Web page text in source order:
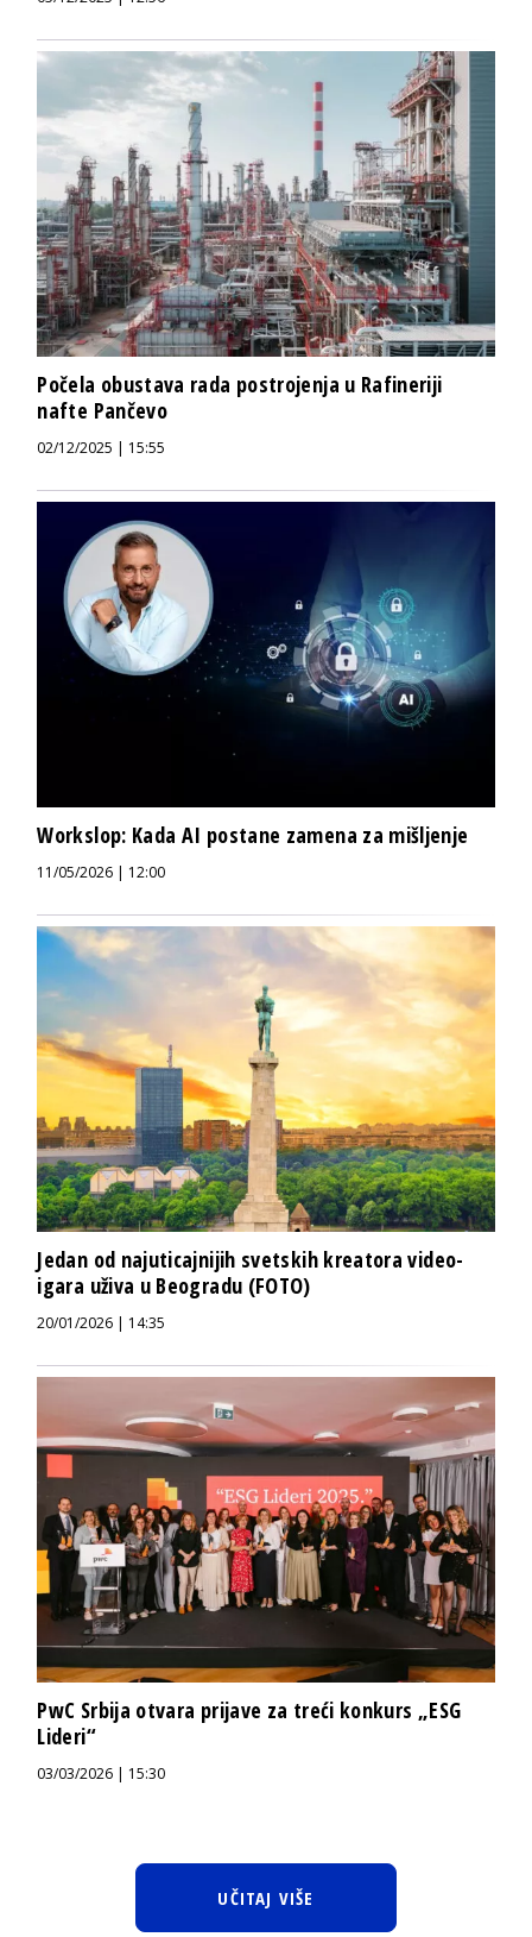
Počela obustava rada postrojenja u Rafineriji
nafte Pančevo
02/12/2025 | 15:55
Workslop: Kada AI postane zamena za mišljenje
11/05/2026 | 12:00
Jedan od najuticajnijih svetskih kreatora video-
igara uživa u Beogradu (FOTO)
20/01/2026 | 14:35
PwC Srbija otvara prijave za treći konkurs „ESG
Lideri“
03/03/2026 | 15:30
UČITAJ VIŠE